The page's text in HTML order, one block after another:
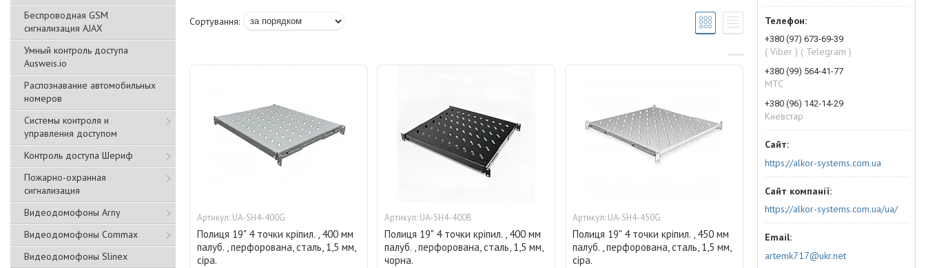
Беспроводная GSM
сигнализация АJAX
Умный контроль доступа
Ausweis.io
Распознавание автомобильных
номеров
Системы контроля и
управления доступом
Контроль доступа Шериф
Пожарно-охранная
сигнализация
Видеодомофоны Arny
Видеодомофоны Commax
Видеодомофоны Slinex
UA-SH4-400G
Полиця 19" 4 точки кріпил. , 400 мм
палуб. , перфорована, сталь, 1,5 мм,
сіра.
UA-SH4-400B
Полиця 19" 4 точки кріпил. , 400 мм
палуб. , перфорована, сталь, 1,5 мм,
чорна.
UA-SH4-450G
Полиця 19" 4 точки кріпил. , 450 мм
палуб. , перфорована, сталь, 1,5 мм,
сіра.
+380 (97) 673-69-39
( Viber ) ( Telegram )
+380 (99) 564-41-77
МТС
+380 (96) 142-14-29
Киевстар
https://alkor-systems.com.ua
https://alkor-systems.com.ua/ua/
artemk717@ukr.net